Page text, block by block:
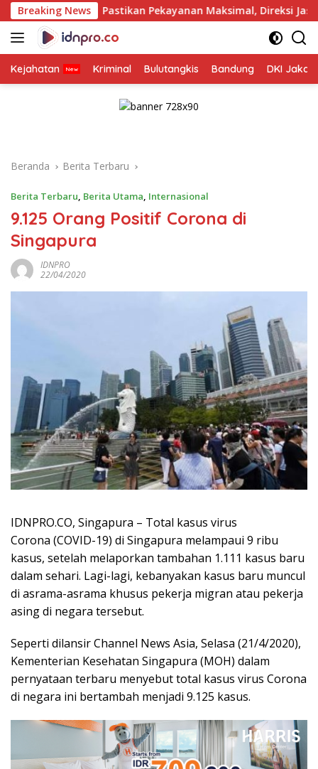
Langsung
ke
konten
Breaking News
Pastikan Pekayanan Maksimal, Direksi Jasa Raharja
Kejahatan Kriminal Bulutangkis Bandung DKI
Beranda Berita Terbaru
Berita Terbaru, Berita Utama, Internasional
9.125 Orang Positif Corona di
Singapura
IDNPRO
22/04/2020
IDNPRO.CO, Singapura – Total kasus virus
Corona (COVID-19) di Singapura melampaui 9 ribu
kasus, setelah melaporkan tambahan 1.111 kasus baru
dalam sehari. Lagi-lagi, kebanyakan kasus baru muncul
di asrama-asrama khusus pekerja migran atau pekerja
asing di negara tersebut.
Seperti dilansir Channel News Asia, Selasa (21/4/2020),
Kementerian Kesehatan Singapura (MOH) dalam
pernyataan terbaru menyebut total kasus virus Corona
di negara ini bertambah menjadi 9.125 kasus.